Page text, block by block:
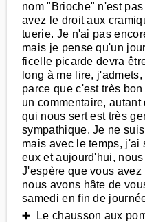
nom "Brioche" n'est
avez le droit aux
tuerie. Je n'ai pas
mais je pense qu'un
ficelle picarde devra
long à me lire,
parce que c'est très
un commentaire,
qui nous sert est très
sympathique. Je ne
mais avec le temps, j'ai
eux et aujourd'hui,
J'espère que vous
nous avons hâte de
samedi en fin de
➕ Le chausson aux